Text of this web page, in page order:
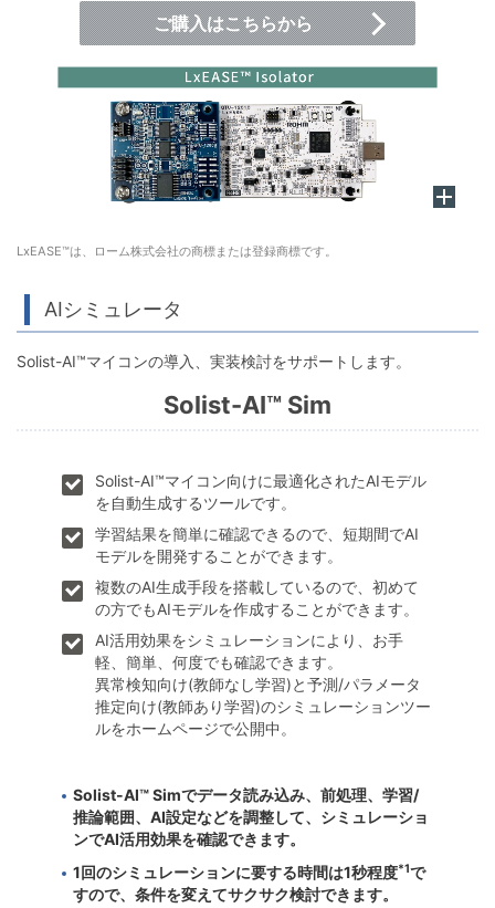
ご購入はこちらから
LxEASE™は、ローム株式会社の商標または登録商標です。
AIシミュレータ
Solist-AI™マイコンの導入、実装検討をサポートします。
Solist-AI™ Sim
Solist-AI™マイコン向けに最適化されたAIモデル
を自動生成するツールです。
学習結果を簡単に確認できるので、短期間でAI
モデルを開発することができます。
複数のAI生成手段を搭載しているので、初めて
の方でもAIモデルを作成することができます。
AI活用効果をシミュレーションにより、お手
軽、簡単、何度でも確認できます。
異常検知向け(教師なし学習)と予測/パラメータ
推定向け(教師あり学習)のシミュレーションツー
ルをホームページで公開中。
Solist-AI™ Simでデータ読み込み、前処理、学習/
推論範囲、AI設定などを調整して、シミュレーショ
ンでAI活用効果を確認できます。
1回のシミュレーションに要する時間は1秒程度*1で
すので、条件を変えてサクサク検討できます。